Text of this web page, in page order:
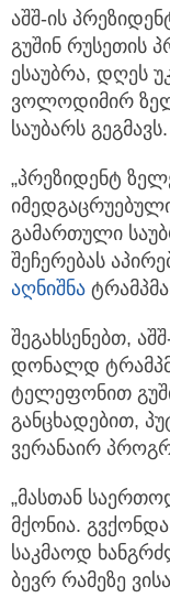
აშშ-ის
გუშინ რუსეთის
ესაუბრა, დღეს
ვოლოდიმირ
საუბარს გეგმავს.
„პრეზიდენტ
გამართული
შეჩერებას
აღნიშნა
შეგახსენებთ,
დონალდ
ტელეფონით
განცხადებით,
ვერანაირ
„მასთან
მქონია.
საკმაოდ
ბევრ რამეზე